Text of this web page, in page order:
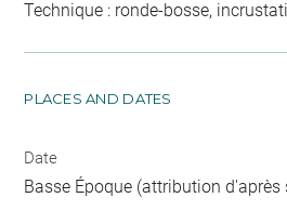
Technique : ronde-bosse,
PLACES AND DATES
Date
Basse Époque (attribution d'après